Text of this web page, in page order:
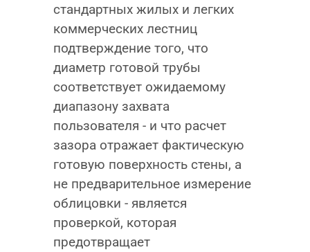
стандартных жилых и легких
коммерческих лестниц
подтверждение того, что
диаметр готовой трубы
соответствует ожидаемому
диапазону захвата
пользователя - и что расчет
зазора отражает фактическую
готовую поверхность стены, а
не предварительное измерение
облицовки - является
проверкой, которая
предотвращает